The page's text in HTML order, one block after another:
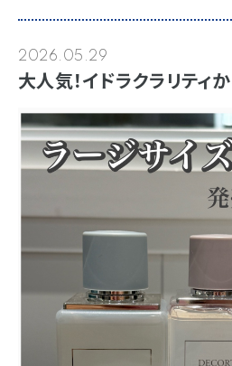
2026.05.29
大人気！イドラクラリティ